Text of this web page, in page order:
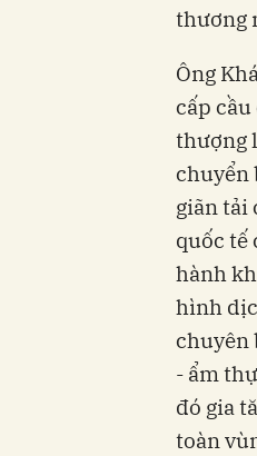
thương
Ông
cấp
thượng
chuyển
giãn tải
quốc tế
hành
hình
chuyên
- ẩm
đó gia
toàn